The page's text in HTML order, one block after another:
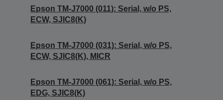
Epson TM-J7000 (011): Serial, w/o PS,
ECW, SJIC8(K)
Epson TM-J7000 (031): Serial, w/o PS,
ECW, SJIC8(K), MICR
Epson TM-J7000 (061): Serial, w/o PS,
EDG, SJIC8(K)